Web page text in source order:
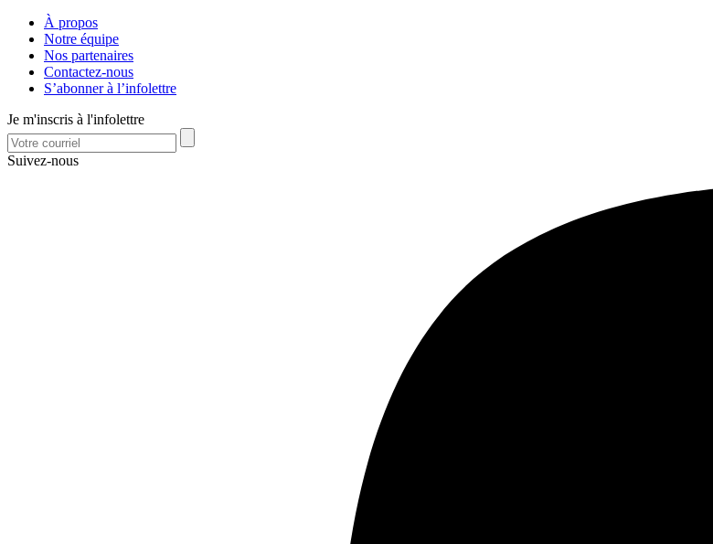
À propos
Notre équipe
Nos partenaires
Contactez-nous
S’abonner à l’infolettre
Je m'inscris à l'infolettre
Suivez-nous